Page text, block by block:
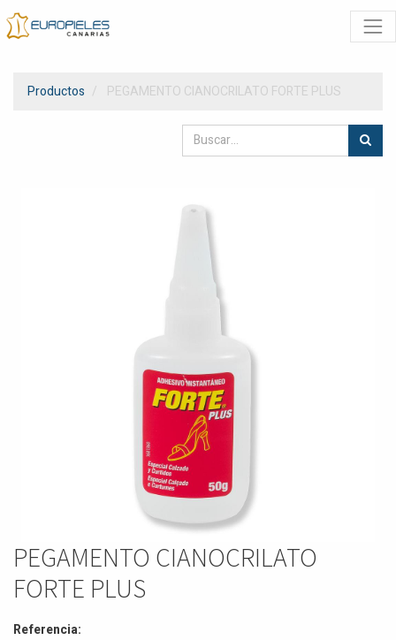
Productos PEGAMENTO CIANOCRILATO FORTE PLUS
PEGAMENTO CIANOCRILATO
FORTE PLUS
Referencia: